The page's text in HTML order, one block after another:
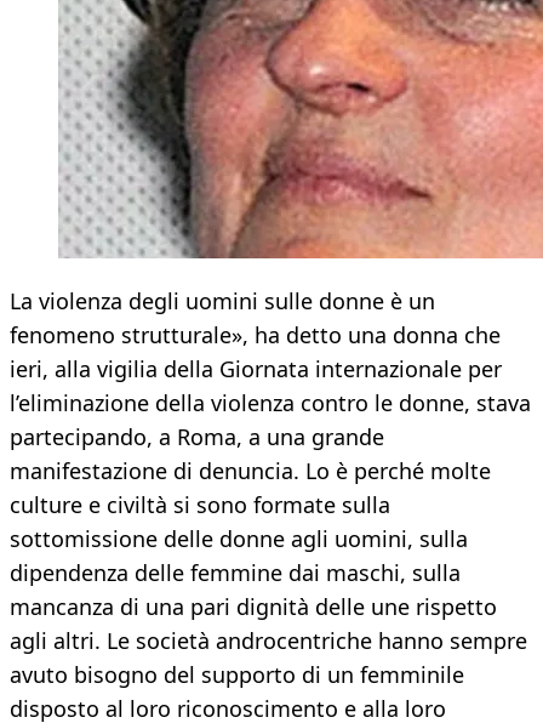
La violenza degli uomini sulle donne è un
fenomeno strutturale», ha detto una donna che
ieri, alla vigilia della Giornata internazionale per
l’eliminazione della violenza contro le donne, stava
partecipando, a Roma, a una grande
manifestazione di denuncia. Lo è perché molte
culture e civiltà si sono formate sulla
sottomissione delle donne agli uomini, sulla
dipendenza delle femmine dai maschi, sulla
mancanza di una pari dignità delle une rispetto
agli altri. Le società androcentriche hanno sempre
avuto bisogno del supporto di un femminile
disposto al loro riconoscimento e alla loro